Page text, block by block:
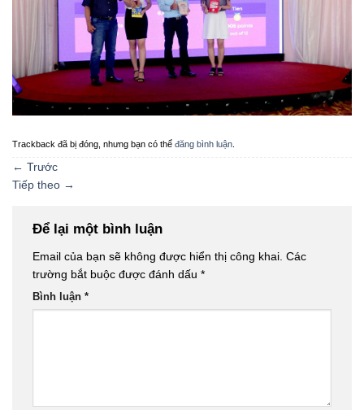
Trackback đã bị đóng, nhưng bạn có thể đăng bình luận
← Trước
Tiếp theo →
Để lại một bình luận
Email của bạn sẽ không được hiển thị công khai. Các
trường bắt buộc được đánh dấu *
Bình luận *